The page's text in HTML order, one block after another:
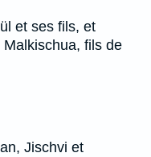
et ses fils, et
fils de
Jischvi et